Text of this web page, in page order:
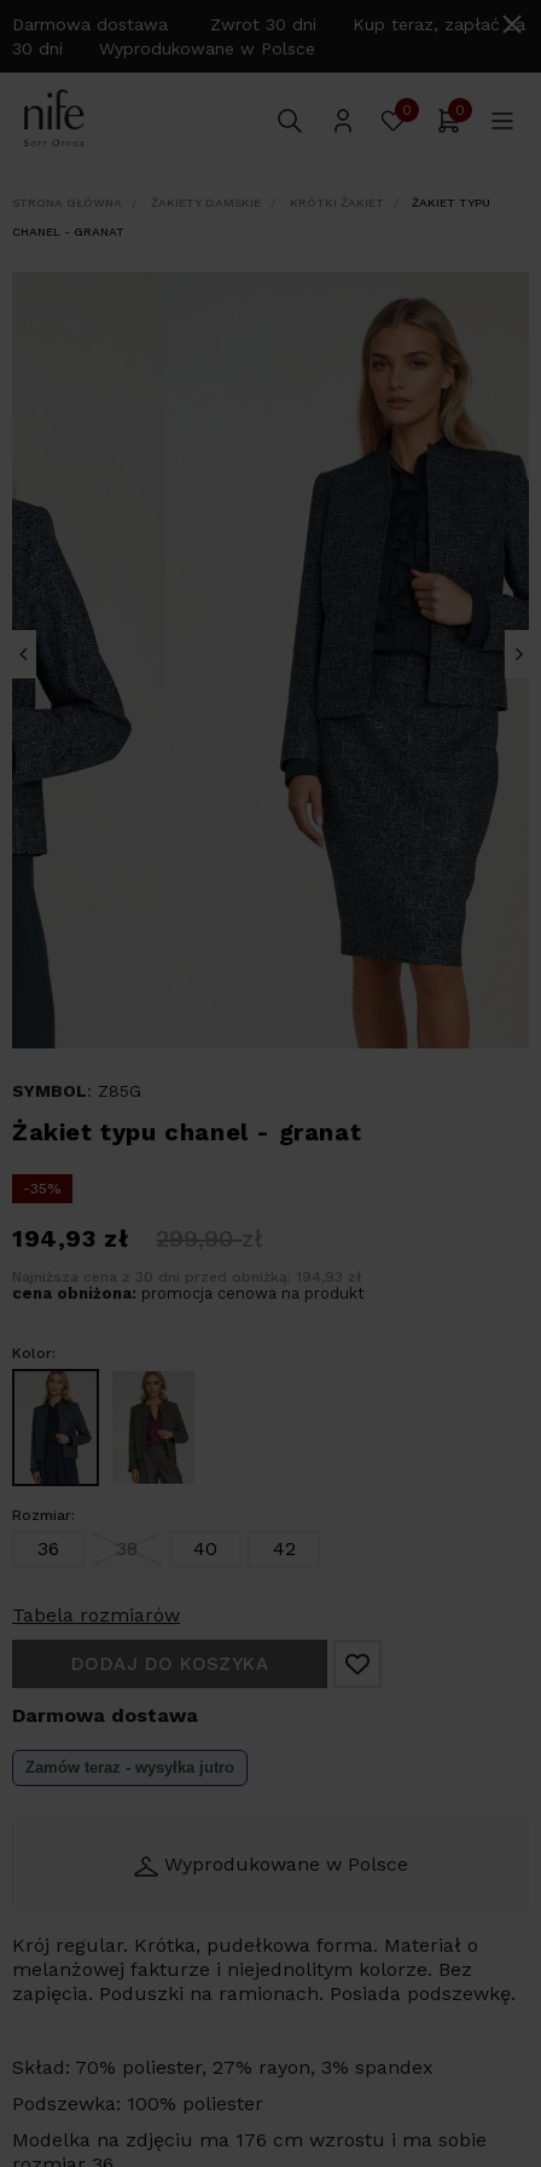
Darmowa dostawa Zwrot 30 dni Kup teraz, zapłać za
30 dni Wyprodukowane w Polsce
0 0
STRONA GŁÓWNA ŻAKIETY DAMSKIE KRÓTKI ŻAKIET ŻAKIET TYPU
CHANEL - GRANAT
SYMBOL: Z85G
Żakiet typu chanel - granat
-35%
194,93 zł 299,90zł
Najniższa cena z 30 dni przed obniżką: 194,93 zł
cena obniżona: promocja cenowa na produkt
Kolor:
Rozmiar:
36 38 40 42
Tabela rozmiarów
DODAJ DO KOSZYKA
Darmowa dostawa
Zamów teraz - wysyłka jutro
Wyprodukowane w Polsce
Krój regular. Krótka, pudełkowa forma. Materiał o
melanżowej fakturze i niejednolitym kolorze. Bez
zapięcia. Poduszki na ramionach. Posiada podszewkę.
Skład: 70% poliester, 27% rayon, 3% spandex
Podszewka: 100% poliester
Modelka na zdjęciu ma 176 cm wzrostu i ma sobie